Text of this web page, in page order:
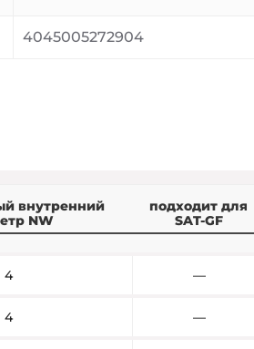
4045005272904
внутренний
NW
подходит для
SAT-GF
4 —
4 —